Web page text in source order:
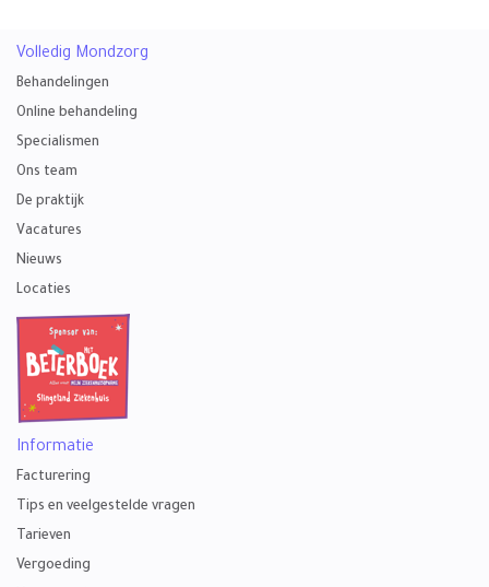
Volledig Mondzorg
Behandelingen
Online behandeling
Specialismen
Ons team
De praktijk
Vacatures
Nieuws
Locaties
Informatie
Facturering
Tips en veelgestelde vragen
Tarieven
Vergoeding